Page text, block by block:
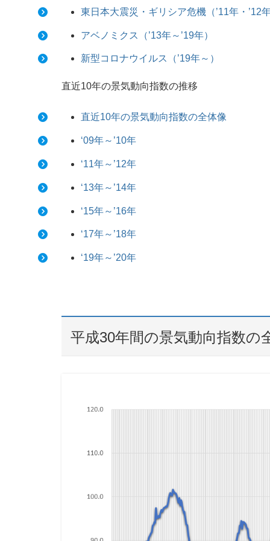
東日本大震災・ギリシア危機（’11年・’12
アベノミクス（’13年～’19年）
新型コロナウイルス（’19年～）
直近10年の景気動向指数の推移
直近10年の景気動向指数の全体像
‘09年～’10年
‘11年～’12年
‘13年～’14年
‘15年～’16年
‘17年～’18年
‘19年～’20年
平成30年間の景気動向指数の